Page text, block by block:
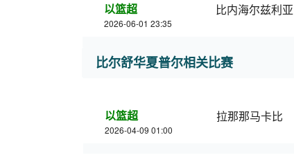
以篮超
2026-06-01 23:35
比内海尔兹利亚
比尔舒华夏普尔相关比赛
以篮超
2026-04-09 01:00
拉那那马卡比